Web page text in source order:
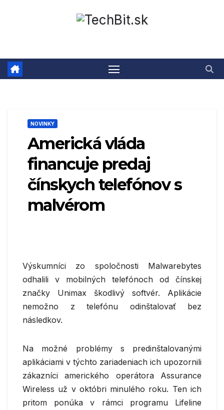
NOVINKY
Americká vláda
financuje predaj
čínskych telefónov s
malvérom
Výskumníci zo spoločnosti Malwarebytes
odhalili v mobilných telefónoch od čínskej
značky Unimax škodlivý softvér. Aplikácie
nemožno z telefónu odinštalovať bez
následkov.
Na možné problémy s predinštalovanými
aplikáciami v týchto zariadeniach ich upozornili
zákazníci amerického operátora Assurance
Wireless už v októbri minulého roku. Ten ich
pritom ponúka v rámci programu Lifeline